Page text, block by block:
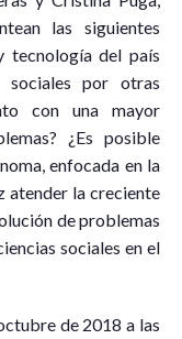
las siguientes
tecnología del país
sociales por otras
con una mayor
¿Es posible
enfocada en la
atender la creciente
de problemas
sociales en el
de 2018 a las